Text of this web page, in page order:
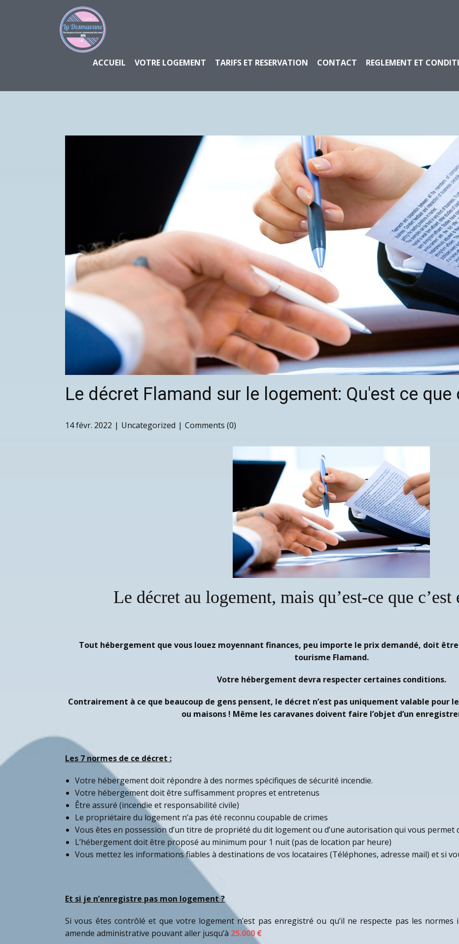
ACCUEIL VOTRE LOGEMENT TARIFS ET RESERVATION CONTACT REGLEMENT ET
Le décret Flamand sur le logement: Qu'est ce que
14 févr. 2022 Uncategorized Comments (0)
Le décret au logement, mais qu’est-ce que c’est
Tout hébergement que vous louez moyennant finances, peu importe le prix demandé, doit
tourisme Flamand.
Votre hébergement devra respecter certaines conditions.
Contrairement à ce que beaucoup de gens pensent, le décret n’est pas uniquement valable pour
ou maisons ! Même les caravanes doivent faire l’objet d’un
Les 7 normes de ce décret :
Votre hébergement doit répondre à des normes spécifiques de sécurité incendie.
Votre hébergement doit être suffisamment propres et entretenus
Être assuré (incendie et responsabilité civile)
Le propriétaire du logement n’a pas été reconnu coupable de crimes
Vous êtes en possession d’un titre de propriété du dit logement ou d’une autorisation qui vous permet
L’hébergement doit être proposé au minimum pour 1 nuit (pas de location par heure)
Vous mettez les informations fiables à destinations de vos locataires (Téléphones, adresse mail) et si
Et si je n’enregistre pas mon logement ?
Si vous êtes contrôlé et que votre logement n’est pas enregistré ou qu’il ne respecte pas les
amende administrative pouvant aller jusqu’à 25.000 €